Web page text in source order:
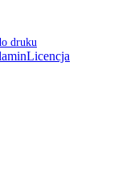
druku
Licencja